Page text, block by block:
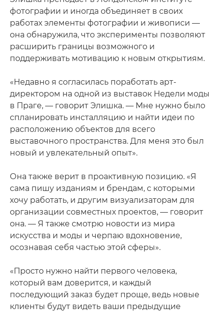
фотографии и иногда объединяет в своих
работах элементы фотографии и живописи —
она обнаружила, что эксперименты позволяют
расширить границы возможного и
поддерживать мотивацию к новым открытиям.
«Недавно я согласилась поработать арт-
директором на одной из выставок Недели моды
в Праге, — говорит Элишка. — Мне нужно было
спланировать инсталляцию и найти идеи по
расположению объектов для всего
выставочного пространства. Для меня это был
новый и увлекательный опыт».
Она также верит в проактивную позицию. «Я
сама пишу изданиям и брендам, с которыми
хочу работать, и другим визуализаторам для
организации совместных проектов, — говорит
она. — Я также смотрю новости из мира
искусства и моды и черпаю вдохновение,
осознавая себя частью этой сферы».
«Просто нужно найти первого человека,
который вам доверится, и каждый
последующий заказ будет проще, ведь новые
клиенты будут видеть ваши предыдущие